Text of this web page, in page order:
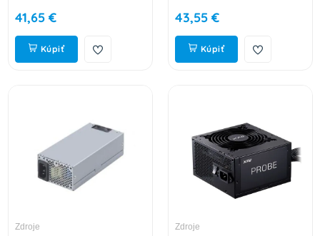
41,65 €
Kúpiť
43,55 €
Kúpiť
Zdroje Zdroje